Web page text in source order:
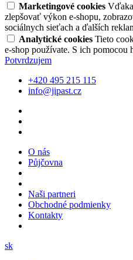
Marketingové cookies
zlepšovať výkon e-shopu,
sociálnych sieťach a ďalších
Analytické cookies Tieto
e-shop používate. S ich pomocou
Potvrdzujem
+420 495 215 115
info@jipast.cz
O nás
Půjčovna
Naši partneri
Obchodné podmienky
Kontakty
sk